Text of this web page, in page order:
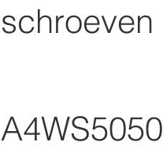
schroeven
A4WS5050